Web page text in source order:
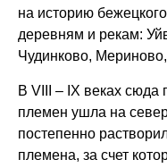
на историю
деревням и рекам:
Чудинково,
В VIII – IX веках сюда
племен ушла на
постепенно
племена, за счет